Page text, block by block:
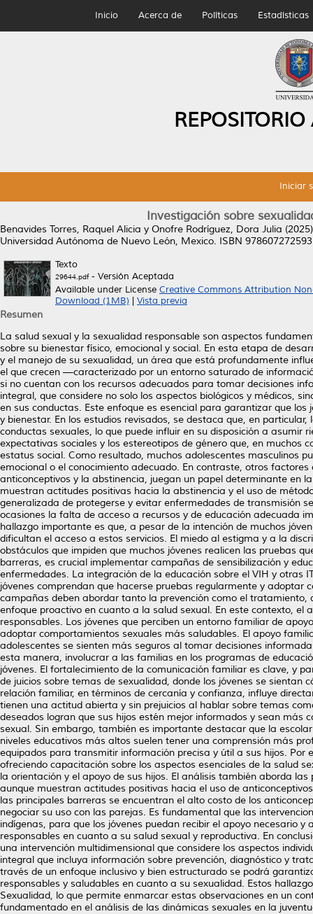
Inicio Acerca de Políticas Estadísticas
Iniciar
Investigación sobre
Benavides Torres, Raquel Alicia y Onofre Rodríguez, Dora Julia
Universidad Autónoma de Nuevo León, Mexico. ISBN
Texto
29644.pdf- Versión Aceptada
Available under License Creative Commons Attribution
Download (1MB)
Vista previa
Resumen
La salud sexual y la sexualidad responsable son aspectos
sobre su bienestar físico, emocional y social. En esta etapa de
y el manejo de su sexualidad, un área que está profundamente
el que crecen —caracterizado por un entorno saturado de
si no cuentan con los recursos adecuados para tomar decisiones
integral, que considere no solo los aspectos biológicos y médicos,
en sus conductas. Este enfoque es esencial para garantizar que
y bienestar. En los estudios revisados, se destaca que, en
conductas sexuales, lo que puede influir en su disposición a asumir
expectativas sociales y los estereotipos de género que, en muchos
estatus social. Como resultado, muchos adolescentes masculinos
emocional o el conocimiento adecuado. En contraste, otros
anticonceptivos y la abstinencia, juegan un papel determinante en
muestran actitudes positivas hacia la abstinencia y el uso de
generalizada de protegerse y evitar enfermedades de transmisión
ocasiones la falta de acceso a recursos y de educación adecuada
hallazgo importante es que, a pesar de la intención de muchos
dificultan el acceso a estos servicios. El miedo al estigma y a la
obstáculos que impiden que muchos jóvenes realicen las pruebas
barreras, es crucial implementar campañas de sensibilización y
enfermedades. La integración de la educación sobre el VIH y otras
jóvenes comprendan que hacerse pruebas regularmente y adoptar
campañas deben abordar tanto la prevención como el
enfoque proactivo en cuanto a la salud sexual. En este contexto,
responsables. Los jóvenes que perciben un entorno familiar de
adoptar comportamientos sexuales más saludables. El apoyo
adolescentes se sienten más seguros al tomar decisiones
esta manera, involucrar a las familias en los programas de
jóvenes. El fortalecimiento de la comunicación familiar es clave, y
de juicios sobre temas de sexualidad, donde los jóvenes se
relación familiar, en términos de cercanía y confianza, influye
tienen una actitud abierta y sin prejuicios al hablar sobre temas
deseados logran que sus hijos estén mejor informados y sean más
sexual. Sin embargo, también es importante destacar que la
niveles educativos más altos suelen tener una comprensión más
equipados para transmitir información precisa y útil a sus hijos.
ofreciendo capacitación sobre los aspectos esenciales de la salud
la orientación y el apoyo de sus hijos. El análisis también aborda
aunque muestran actitudes positivas hacia el uso de
las principales barreras se encuentran el alto costo de los
negociar su uso con las parejas. Es fundamental que las
indígenas, para que los jóvenes puedan recibir el apoyo necesario
responsables en cuanto a su salud sexual y reproductiva. En
una intervención multidimensional que considere los aspectos
integral que incluya información sobre prevención, diagnóstico y
través de un enfoque inclusivo y bien estructurado se podrá
responsables y saludables en cuanto a su sexualidad. Estos
Sexualidad, lo que permite enmarcar estas observaciones en un
fundamentado en el análisis de las dinámicas sexuales en la